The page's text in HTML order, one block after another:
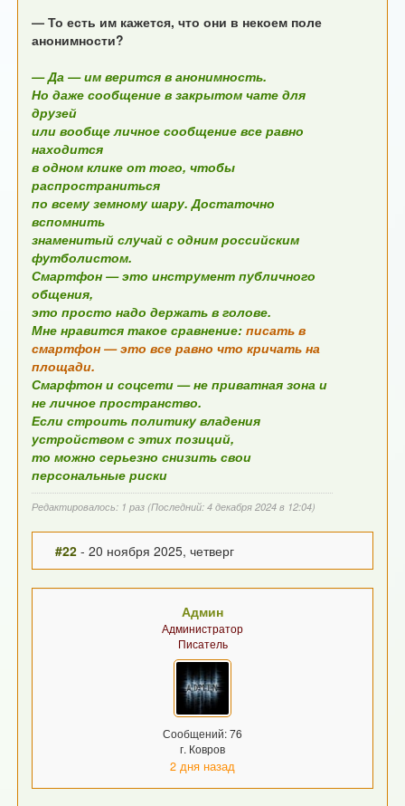
— То есть им кажется, что они в некоем поле
анонимности?
— Да — им верится в анонимность.
Но даже сообщение в закрытом чате для
друзей
или вообще личное сообщение все равно
находится
в одном клике от того, чтобы
распространиться
по всему земному шару. Достаточно
вспомнить
знаменитый случай с одним российским
футболистом.
Смартфон — это инструмент публичного
общения,
это просто надо держать в голове.
Мне нравится такое сравнение:писать в
смартфон — это все равно что кричать на
площади.
Смарфтон и соцсети — не приватная зона и
не личное пространство.
Если строить политику владения
устройством с этих позиций,
то можно серьезно снизить свои
персональные риски
Редактировалось: 1 раз (Последний: 4 декабря 2024 в 12:04)
#22 - 20 ноября 2025, четверг
Админ
Администратор
Писатель
Сообщений: 76
г. Ковров
2 дня назад